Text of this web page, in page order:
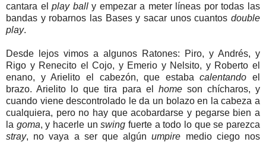
cantara elplay bally empezar a meter líneas por todas las
bandas y robarnos las Bases y sacar unos cuantos double
play.
Desde lejos vimos a algunos Ratones: Piro, y Andrés, y
Rigo y Renecito el Cojo, y Emerio y Nelsito, y Roberto el
enano, y Arielito el cabezón, que estabacalentando el
brazo. Arielito lo que tira para el homeson chícharos, y
cuando viene descontrolado le da un bolazo en la cabeza a
cualquiera, pero no hay que acobardarse y pegarse bien a
la goma, y hacerle unswing fuerte a todo lo que se parezca
stray, no vaya a ser que algúnumpire medio ciego nos